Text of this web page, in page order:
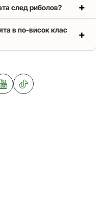
след риболов?
в по-висок клас